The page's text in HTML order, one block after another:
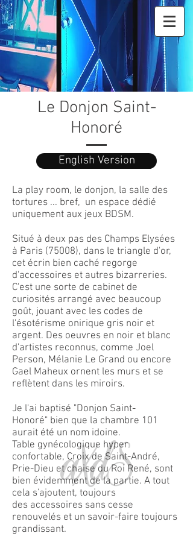
Le Donjon Saint-
Honoré
English Version
La play room, le donjon, la salle des
tortures ... bref, un espace dédié
uniquement aux jeux BDSM.
Situé à deux pas des Champs Elysées
à Paris (75008), dans le triangle d'or,
cet écrin bien caché regorge
d'accessoires et autres bizarreries.
C'est une sorte de cabinet de
curiosités arrangé avec beaucoup
goût, jouant avec les codes de
l'ésotérisme onirique gris noir et
argent. Des oeuvres en noir et blanc
d'artistes reconnus, comme Joel
Person, Mélanie Le Grand ou encore
Gael Maheux ornent les murs et se
reflètent dans les miroirs.
Je l'ai baptisé "Donjon Saint-
Honoré" bien que la chambre 101
aurait été un nom idoine.
Table gynécologique hyper
confortable, Croix de Saint-André,
Prie-Dieu et chaise du Roi René, sont
bien évidemment de la partie. A tout
cela s'ajoutent, toujours
des accessoires sans cesse
renouvelés et un savoir-faire toujours
grandissant.